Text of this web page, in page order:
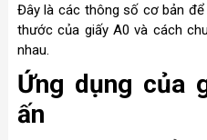
Đây là các thông số cơ bản
thước của giấy A0 và cách
nhau.
Ứng dụng của
ấn